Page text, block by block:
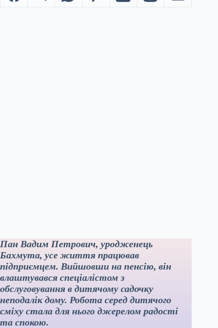
Пан Вадим Петрович, уродженець
Бахмута, усе життя працював
підприємцем. Вийшовши на пенсію, він
влаштувався спеціалістом з
обслуговування в дитячому садочку
неподалік дому. Робота серед дитячого
сміху стала для нього джерелом радості
та спокою.